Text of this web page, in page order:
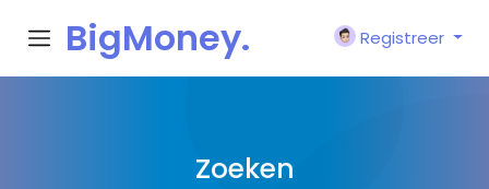
BigMoney.
Registreer
Zoeken